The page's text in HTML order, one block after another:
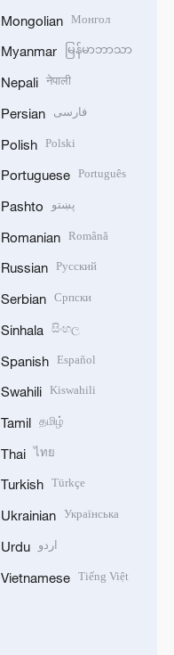
Mongolian Монгол
Myanmar မြန်မာဘာသာ
Nepali नेपाली
Persian فارسی
Polish Polski
Portuguese Português
Pashto پښتو
Romanian Română
Russian Русский
Serbian Српски
Sinhala සිංහල
Spanish Español
Swahili Kiswahili
Tamil தமிழ்
Thai ไทย
Turkish Türkçe
Ukrainian Українська
Urdu اردو
Vietnamese Tiếng Việt